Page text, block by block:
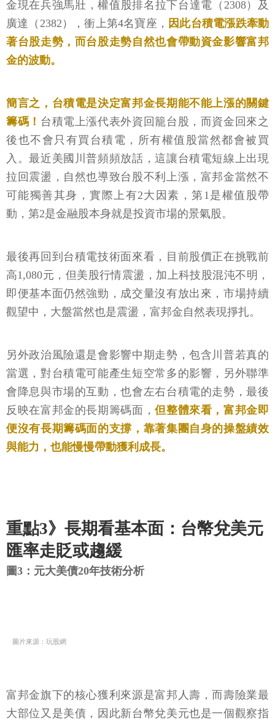
金現在兵強馬壯，權值股排名拉下台達電（2308）及
廣達（2382），衝上第4名寶座， 因此台積電漲跌牽動
著台股走勢，而台股走勢自然也會帶動資金影響富邦
金的波動。
簡言之，台積電是決定富邦金長期能不能上漲的關鍵
籌碼！ 台積電上漲代表外資回籠台股，而資金回來之
後也不會只有買台積電，所有權值股當然都會被買
入。最近美國川普頻頻放話，這讓台積電短線上出現
拉回震盪，自然也導致台股不利上漲，富邦金當然不
可能獨善其身，實際上有2大因素，第1是權值股帶
動，第2是金融股本身就是投資市場的景氣股。
最後再回到台積電技術面來看，目前股價正在挑戰前
高1,080元，但美股行情震盪，加上科技股混沌不明，
即便基本面仍然強勁，成交量沒有放出來，市場持續
觀望中，大盤當然也是震盪，富邦金自然表現掙扎。
另外政治風險還是會影響中期走勢，包含川普若真的
當選，對台積電可能產生短空常多的影響，另外聯準
會降息與市場的互動，也會左右台積電的走勢，最後
反映在富邦金的長期籌碼面，但整體來看，富邦金即
便沒有長期籌碼面的支撐，靠著集團自身的操盤績效
與能力，也能慢慢帶動獲利成長。
重點3》長期看基本面：台幣兌美元
匯率走貶或趨緩
圖3：元大美債20年技術分析
圖片來源：玩股網
富邦金旗下的核心獲利來源是富邦人壽，而壽險業最
大部位又是美債，因此新台幣兌美元也是一個觀察指